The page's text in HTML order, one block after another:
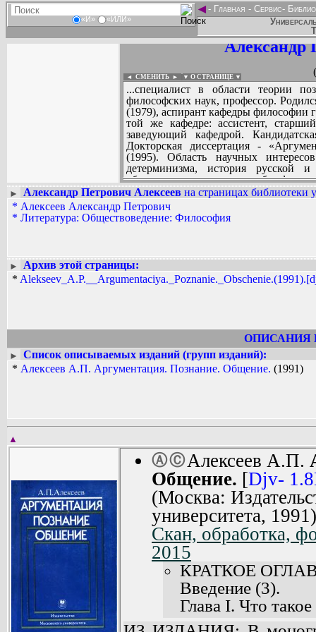
«И» «ИЛИ»
◄- Главная - Сервис-
Александр
◄ СМЕНИТЬ ► ▼ О СТРАНИЦЕ ▼
...специалист в области теории
философских наук, профессор.
(1979), аспирант кафедры философии
той же кафедре: ассистент,
заведующий кафедрой.
Докторская диссертация -
(1995). Область научных
детерминизма, история русской
обосновывается значение
аргументации. Различаются
аргументационной деятельности,
Предлагается типология оценок
этическую, прагматическую,
(1993, 1995, 1999)
Биографии, идеи, труды». Член
Редактор и один из авторов
Вадим Ершов...
...
► Александр Петрович Алексеев на страницах библиотеки
* Алексеев Александр Петрович
* Литература: Обществоведение: Философия
►
Архив этой страницы:
*
ОПИСАНИЯ
►
Список описываемых изданий (групп изданий):
* Алексеев А.П. Аргументация. Познание. Общение. (1991)
▲
ⒶⒸАлексеев А.П.
Общение. [Djv-
(Москва:
университета, 1991)
Скан, обработка,
2015
КРАТКОЕ
Введение (3).
Глава I. Что
Глава II. Истоки